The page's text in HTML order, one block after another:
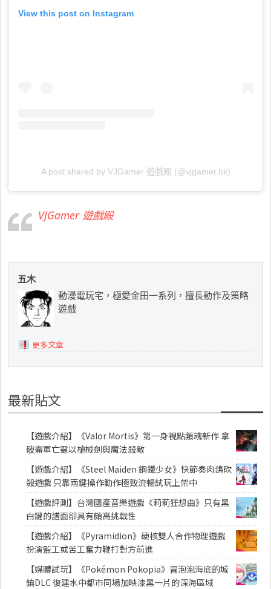
View this post on Instagram
A post shared by VJGamer 遊戲殿 (@vjgamer.hk)
VJGamer 遊戲殿
五木
動漫電玩宅，極愛金田一系列，擅長動作及策略
遊戲
更多文章
最新貼文
【遊戲介紹】《Valor Mortis》第一身視點類魂新作 拿
破崙軍亡靈以槍械劍與魔法殺敵
【遊戲介紹】《Steel Maiden 鋼鐵少女》快節奏肉鴿砍
殺遊戲 只靠兩鍵操作動作極致流暢試玩上架中
【遊戲評測】台灣國產音樂遊戲《莉莉狂想曲》只有黑
白鍵的譜面卻具有頗高挑戰性
【遊戲介紹】《Pyramidion》硬核雙人合作物理遊戲
扮演監工或苦工奮力鞭打對方前進
【媒體試玩】《Pokémon Pokopia》冒泡泡海底的城
鎮DLC 復建水中都市同場加映漆黑一片的深海區域